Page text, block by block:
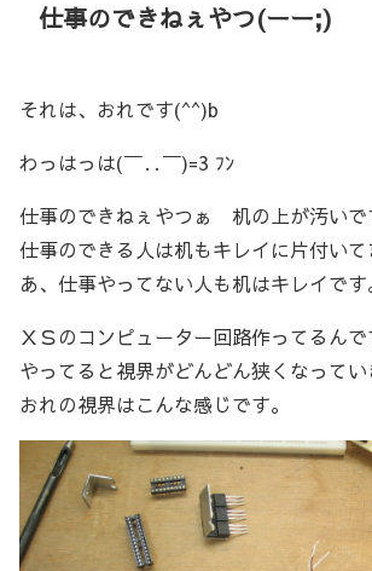
仕事のできねぇやつ(ーー;)
それは、おれです(^^)b
わっはっは(￣‥￣)=3 ﾌﾝ
仕事のできねぇやつぁ 机の上が汚いで
仕事のできる人は机もキレイに片付いて
あ、仕事やってない人も机はキレイです
ＸＳのコンピューター回路作ってるんで
やってると視界がどんどん狭くなってい
おれの視界はこんな感じです。